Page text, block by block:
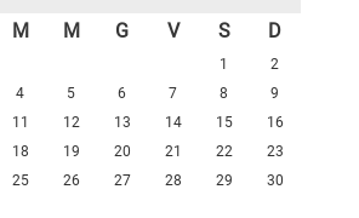
M M G V S D
1
2
4 5 6 7 8
9
11 12 13 14 15
16
18 19 20 21 22
23
25 26 27 28 29
30